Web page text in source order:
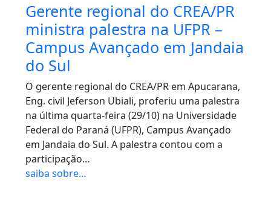
Gerente regional do CREA/PR
ministra palestra na UFPR –
Campus Avançado em Jandaia
do Sul
O gerente regional do CREA/PR em Apucarana,
Eng. civil Jeferson Ubiali, proferiu uma palestra
na última quarta-feira (29/10) na Universidade
Federal do Paraná (UFPR), Campus Avançado
em Jandaia do Sul. A palestra contou com a
participação…
saiba sobre…